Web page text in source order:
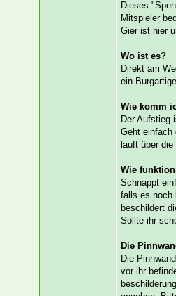
Dieses
Mitspieler
Gier ist hier
Wo ist es?
Direkt am
ein
Wie komm
Der Aufstieg
Geht einfach
lauft über
Wie
Schnappt
falls es noch
beschildert
Sollte ihr
Die
Die
vor ihr